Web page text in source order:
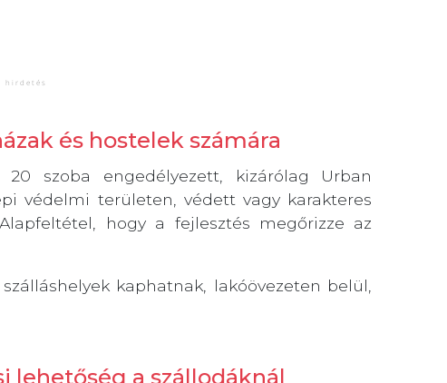
és hostelek számára
szoba engedélyezett, kizárólag Urban
védelmi területen, védett vagy karakteres
hogy a fejlesztés megőrizze az
kaphatnak, lakóövezeten belül,
lehetőség a szállodáknál